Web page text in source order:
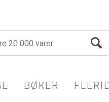
BØKER